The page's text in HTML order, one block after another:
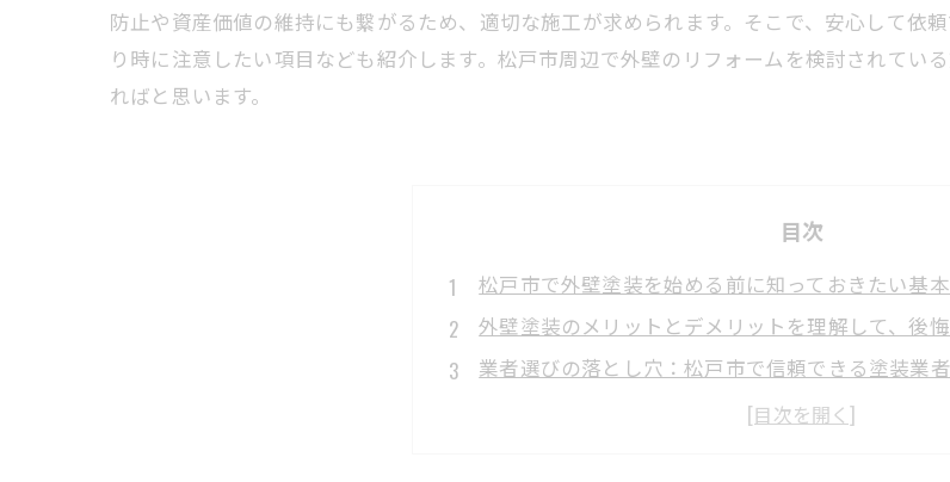
防止や資産価値の維持にも繋がるため、適切な施工が求められます。そこで、安心して依
り時に注意したい項目なども紹介します。松戸市周辺で外壁のリフォームを検討されてい
ればと思います。
目次
松戸市で外壁塗装を始める前に知っておきたい基
外壁塗装のメリットとデメリットを理解して、後
業者選びの落とし穴：松戸市で信頼できる塗装業
見積もり比較で失敗しない！松戸市の外壁塗装費